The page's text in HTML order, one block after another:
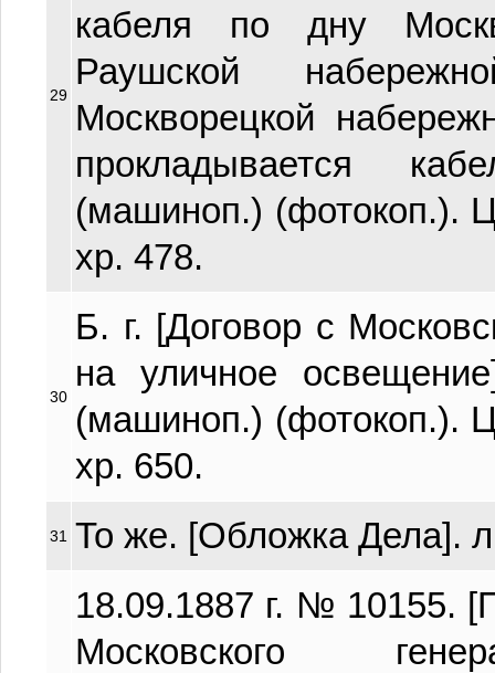
29
кабеля по дну
Раушской
Москворецкой
прокладывается
(машиноп.) (фотокоп.).
хр. 478.
30
Б. г. [Договор с
на уличное
(машиноп.) (фотокоп.).
хр. 650.
31 То же. [Обложка Дела].
18.09.1887 г. № 10155.
Московского